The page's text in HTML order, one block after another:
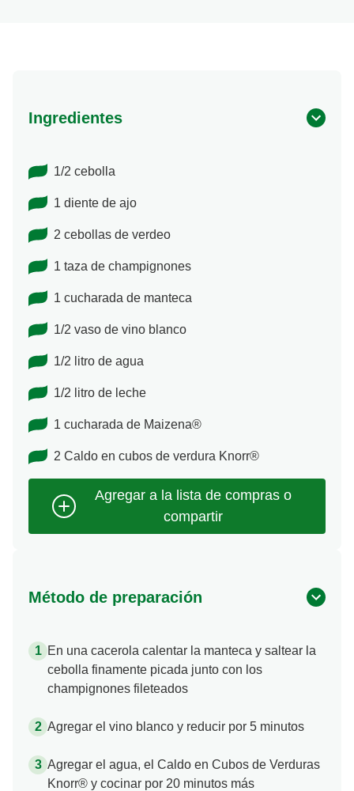
Ingredientes
1/2 cebolla
1 diente de ajo
2 cebollas de verdeo
1 taza de champignones
1 cucharada de manteca
1/2 vaso de vino blanco
1/2 litro de agua
1/2 litro de leche
1 cucharada de Maizena®
2 Caldo en cubos de verdura Knorr®
Método de preparación
En una cacerola calentar la manteca y saltear la
cebolla finamente picada junto con los
champignones fileteados
Agregar el vino blanco y reducir por 5 minutos
Agregar el agua, el Caldo en Cubos de Verduras
Knorr® y cocinar por 20 minutos más